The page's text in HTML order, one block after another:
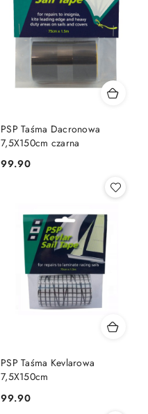
PSP Taśma Dacronowa
7,5X150cm czarna
Cena:
99.90
PSP Taśma Kevlarowa
7,5X150cm
Cena:
99.90